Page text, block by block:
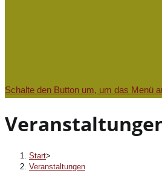
Schalte den Button um, um das Menü
Start>
Veranstaltungen